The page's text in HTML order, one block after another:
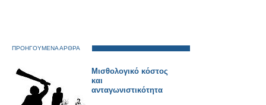
ΠΡΟΗΓΟΥΜΕΝΑ ΑΡΘΡΑ
Μισθολογικό κόστος
και
ανταγωνιστικότητα